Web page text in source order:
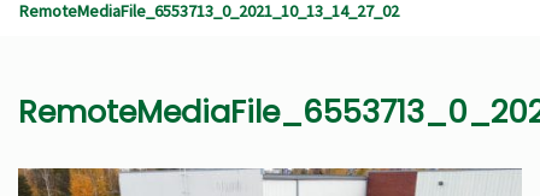
RemoteMediaFile_6553713_0_2021_10_13_14_27_02